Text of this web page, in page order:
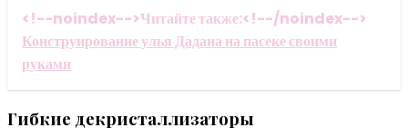
<!--noindex-->Читайте также:<!--/noindex-->
Конструирование улья Дадана на пасеке своими
руками
Гибкие декристаллизаторы